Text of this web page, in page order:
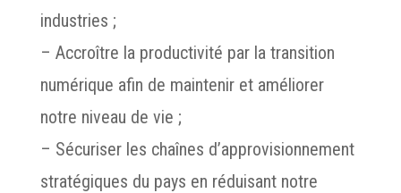
industries ;
– Accroître la productivité par la transition
numérique afin de maintenir et améliorer
notre niveau de vie ;
– Sécuriser les chaînes d’approvisionnement
stratégiques du pays en réduisant notre